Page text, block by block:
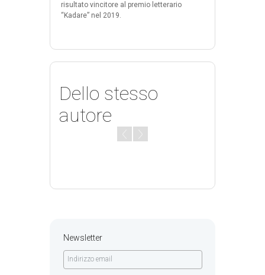
risultato vincitore al premio letterario
“Kadare” nel 2019.
Dello stesso
autore
Newsletter